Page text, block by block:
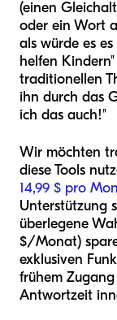
(einen
oder ein Wort
als würde es
helfen
traditionellen
ihn durch das
ich das auch!"
Wir möchten
diese Tools
14,99 $ pro
Unterstützung
überlegene
$/Monat)
exklusiven
frühem
Antwortzeit